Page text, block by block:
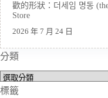
歡的形狀：더세임 명동
Store
2026 年 7 月 24 日
分類
分
類
標籤